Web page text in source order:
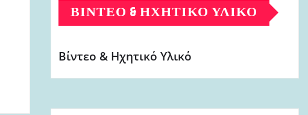
ΒΊΝΤΕΟ & ΗΧΗΤΙΚΌ ΥΛΙΚΌ
Βίντεο & Ηχητικό Υλικό